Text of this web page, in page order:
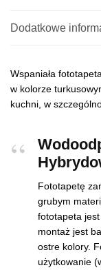
Dodatkowe
Wspaniała
w kolorze
kuchni, w
Fototapetę
grubym
fototapeta
montaż jest
ostre kolory.
użytkowanie